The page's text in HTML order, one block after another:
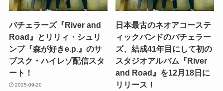
バチェラーズ『River and
Road』とリリィ・シュリ
ンプ『森が好きe.p.』のサ
ブスク・ハイレゾ配信スタ
ート！
2025-09-20
日本最古のネオアコーステ
ィックバンドのバチェラー
ズ、結成41年目にして初の
スタジオアルバム『River
and Road』を12月18日に
リリース！